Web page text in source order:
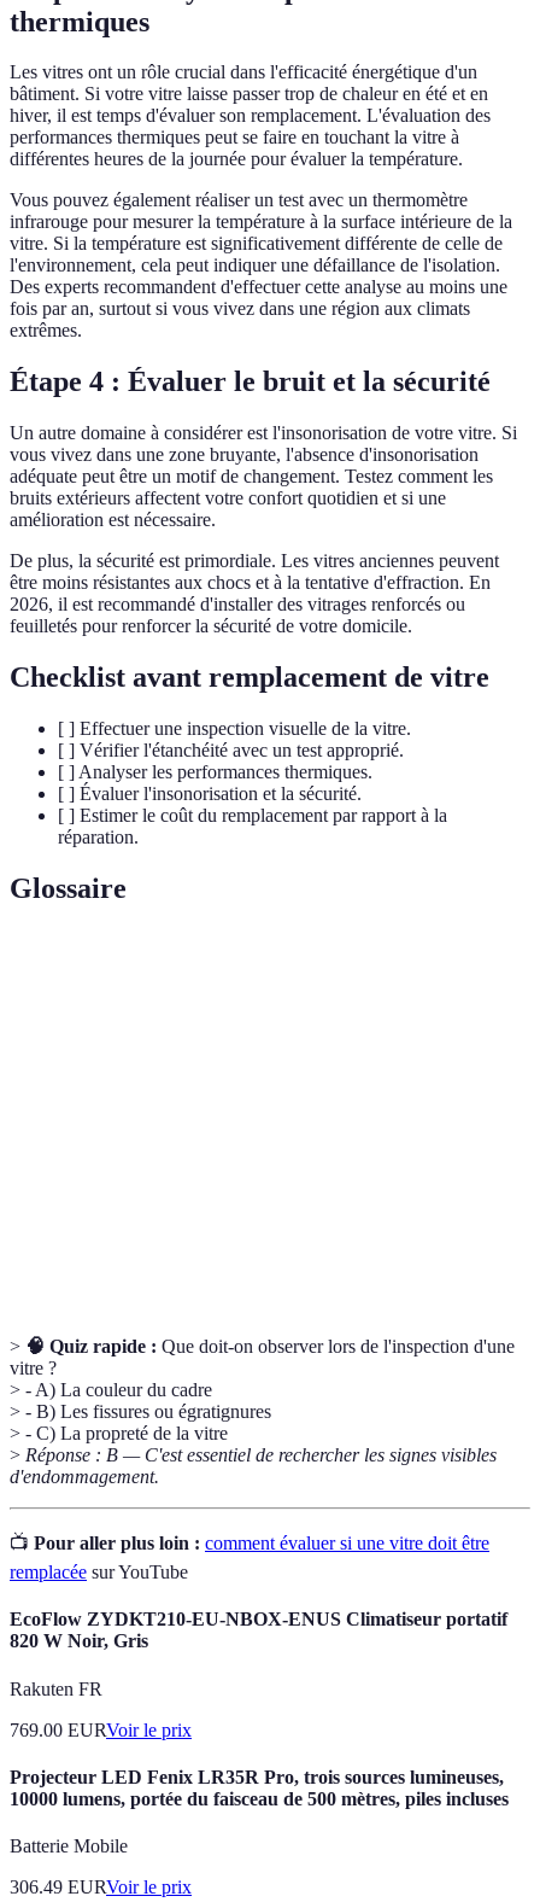
thermiques
Les vitres ont un rôle crucial dans l'efficacité énergétique d'un
bâtiment. Si votre vitre laisse passer trop de chaleur en été et en
hiver, il est temps d'évaluer son remplacement. L'évaluation des
performances thermiques peut se faire en touchant la vitre à
différentes heures de la journée pour évaluer la température.
Vous pouvez également réaliser un test avec un thermomètre
infrarouge pour mesurer la température à la surface intérieure de la
vitre. Si la température est significativement différente de celle de
l'environnement, cela peut indiquer une défaillance de l'isolation.
Des experts recommandent d'effectuer cette analyse au moins une
fois par an, surtout si vous vivez dans une région aux climats
extrêmes.
Étape 4 : Évaluer le bruit et la sécurité
Un autre domaine à considérer est l'insonorisation de votre vitre. Si
vous vivez dans une zone bruyante, l'absence d'insonorisation
adéquate peut être un motif de changement. Testez comment les
bruits extérieurs affectent votre confort quotidien et si une
amélioration est nécessaire.
De plus, la sécurité est primordiale. Les vitres anciennes peuvent
être moins résistantes aux chocs et à la tentative d'effraction. En
2026, il est recommandé d'installer des vitrages renforcés ou
feuilletés pour renforcer la sécurité de votre domicile.
Checklist avant remplacement de vitre
[ ] Effectuer une inspection visuelle de la vitre.
[ ] Vérifier l'étanchéité avec un test approprié.
[ ] Analyser les performances thermiques.
[ ] Évaluer l'insonorisation et la sécurité.
[ ] Estimer le coût du remplacement par rapport à la
réparation.
Glossaire
> 🧠 Quiz rapide : Que doit-on observer lors de l'inspection d'une
vitre ?
> - A) La couleur du cadre
> - B) Les fissures ou égratignures
> - C) La propreté de la vitre
> Réponse : B — C'est essentiel de rechercher les signes visibles
d'endommagement.
📺 Pour aller plus loin : comment évaluer si une vitre doit être
remplacée sur YouTube
EcoFlow ZYDKT210-EU-NBOX-ENUS Climatiseur portatif
820 W Noir, Gris
Rakuten FR
769.00 EURVoir le prix
Projecteur LED Fenix LR35R Pro, trois sources lumineuses,
10000 lumens, portée du faisceau de 500 mètres, piles incluses
Batterie Mobile
306.49 EURVoir le prix